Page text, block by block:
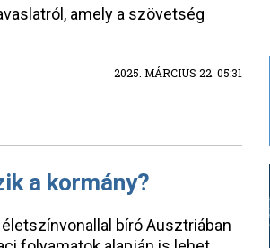
amely a szövetség
2025. MÁRCIUS 22. 05:31
a kormány?
bíró Ausztriában